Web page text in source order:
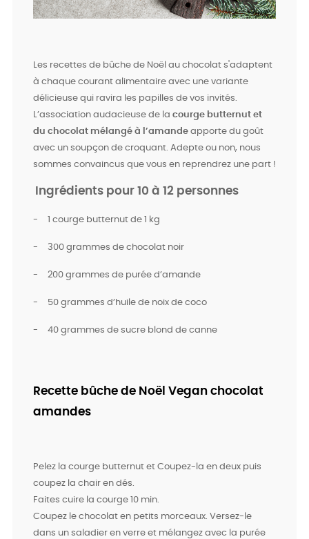
Les recettes de bûche de Noël au chocolat s'adaptent
à chaque courant alimentaire avec une variante
délicieuse qui ravira les papilles de vos invités.
L’association audacieuse de la courge butternut et
du chocolat mélangé à l’amande apporte du goût
avec un soupçon de croquant. Adepte ou non, nous
sommes convaincus que vous en reprendrez une part !
Ingrédients pour 10 à 12 personnes
- 1 courge butternut de 1 kg
- 300 grammes de chocolat noir
- 200 grammes de purée d’amande
- 50 grammes d’huile de noix de coco
- 40 grammes de sucre blond de canne
Recette bûche de Noël Vegan chocolat
amandes
Pelez la courge butternut et Coupez-la en deux puis
coupez la chair en dés.
Faites cuire la courge 10 min.
Coupez le chocolat en petits morceaux. Versez-le
dans un saladier en verre et mélangez avec la purée